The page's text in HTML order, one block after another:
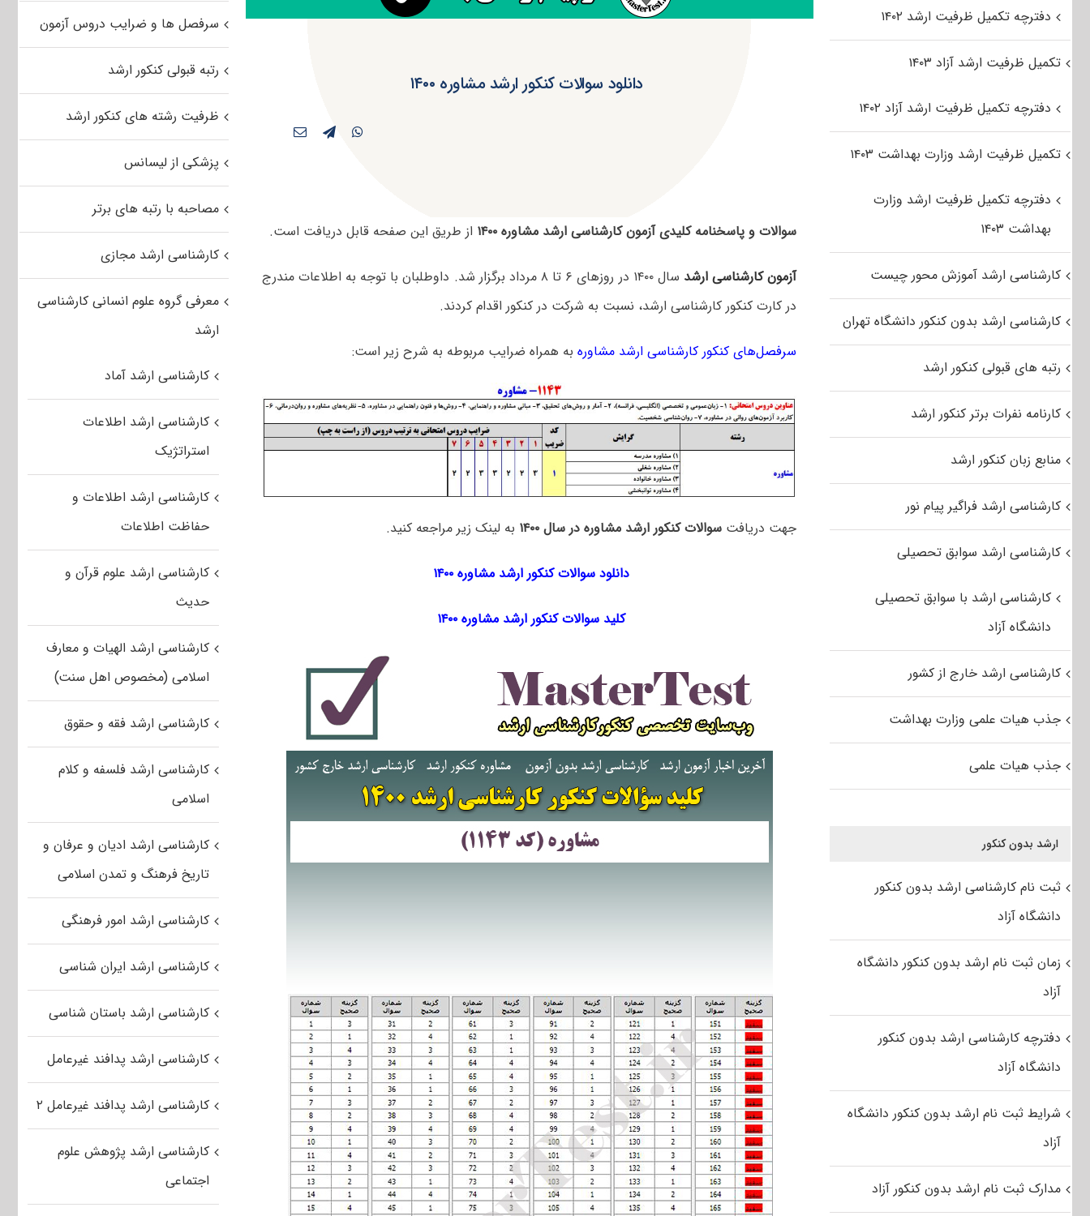
دانلود سوالات کنکور ارشد مشاوره ۱۴۰۰
سوالات و پاسخنامه کلیدی آزمون کارشناسی ارشد مشاوره ۱۴۰۰ از طریق این صفحه قابل دریافت است.
آزمون کارشناسی ارشد
سال ۱۴۰۰ در روزهای ۶ تا ۸ مرداد برگزار شد. داوطلبان با توجه به اطلاعات مندرج
در کارت کنکور کارشناسی ارشد، نسبت به شرکت در کنکور اقدام کردند.
سرفصل‌های کنکور کارشناسی ارشد مشاورهبه همراه ضرایب مربوطه به شرح زیر است:
جهت دریافت سوالات کنکور ارشد مشاوره در سال ۱۴۰۰ به لینک زیر مراجعه کنید.
دانلود سوالات کنکور ارشد مشاوره ۱۴۰۰
کلید سوالات کنکور ارشد مشاوره ۱۴۰۰
سرفصل ها و ضرایب دروس آزمون
رتبه قبولی کنکور ارشد
ظرفیت رشته های کنکور ارشد
پزشکی از لیسانس
مصاحبه با رتبه های برتر
کارشناسی ارشد مجازی
معرفی گروه علوم انسانی کارشناسی
ارشد
کارشناسی ارشد آماد
کارشناسی ارشد اطلاعات
استراتژیک
کارشناسی ارشد اطلاعات و
حفاظت اطلاعات
کارشناسی ارشد علوم قرآن و
حدیث
کارشناسی ارشد الهیات و معارف
اسلامی (مخصوص اهل سنت)
کارشناسی ارشد فقه و حقوق
کارشناسی ارشد فلسفه و کلام
اسلامی
کارشناسی ارشد ادیان و عرفان و
تاریخ فرهنگ و تمدن اسلامی
کارشناسی ارشد امور فرهنگی
کارشناسی ارشد ایران شناسی
کارشناسی ارشد باستان شناسی
کارشناسی ارشد پدافند غیرعامل
کارشناسی ارشد پدافند غیرعامل ۲
کارشناسی ارشد پژوهش علوم
اجتماعی
دفترچه تکمیل ظرفیت ارشد ۱۴۰۲
تکمیل ظرفیت ارشد آزاد ۱۴۰۳
دفترچه تکمیل ظرفیت ارشد آزاد ۱۴۰۲
تکمیل ظرفیت ارشد وزارت بهداشت ۱۴۰۳
دفترچه تکمیل ظرفیت ارشد وزارت
بهداشت ۱۴۰۳
کارشناسی ارشد آموزش محور چیست
کارشناسی ارشد بدون کنکور دانشگاه تهران
رتبه های قبولی کنکور ارشد
کارنامه نفرات برتر کنکور ارشد
منابع زبان کنکور ارشد
کارشناسی ارشد فراگیر پیام نور
کارشناسی ارشد سوابق تحصیلی
کارشناسی ارشد با سوابق تحصیلی
دانشگاه آزاد
کارشناسی ارشد خارج از کشور
جذب هیات علمی وزارت بهداشت
جذب هیات علمی
ارشد بدون کنکور
ثبت نام کارشناسی ارشد بدون کنکور
دانشگاه آزاد
زمان ثبت نام ارشد بدون کنکور دانشگاه
آزاد
دفترچه کارشناسی ارشد بدون کنکور
دانشگاه آزاد
شرایط ثبت نام ارشد بدون کنکور دانشگاه
آزاد
مدارک ثبت نام ارشد بدون کنکور آزاد